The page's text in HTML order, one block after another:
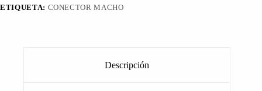
ETIQUETA: CONECTOR MACHO
Descripción